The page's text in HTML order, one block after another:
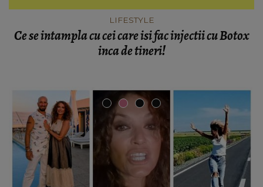
LIFESTYLE
Ce se intampla cu cei care isi fac injectii cu Botox
inca de tineri!